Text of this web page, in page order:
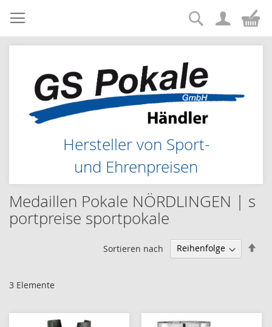
Zum
Inhalt
springen
Hersteller von Sport-
und Ehrenpreisen
Suche
Medaillen Pokale NÖRDLINGEN | s
portpreise sportpokale
3 Elemente
Sortieren nach